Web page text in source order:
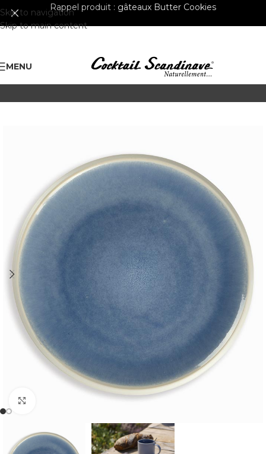
Skip to navigation
Skip to main content
Rappel produit : gâteaux Butter Cookies
MENU
Cliquer pour agrandir